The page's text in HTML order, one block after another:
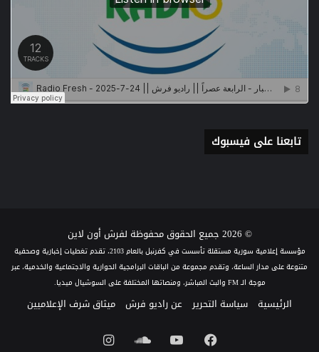
تابعنا على فيسبوك
© 2026 جميع الحقوق محفوظة لفرش أون لاين
مؤسسة إعلامية سورية مستقلة تأسست في كفرنبل بالعام 2103، تقدم تغطيات إخبارية وصحفية
متنوعة على مدار الساعة، وتقدم مجموعة من الباقات البرامجية الحوارية والاجتماعية والخدمية، عبر
موجة الـ FM والبث المباشر، ومنصاتها المختلفة على السوشيال ميديا.
الرئيسية سياسة التحرير عن راديو فرش ميثاق شرف الإعلاميين
فيسبوكيوتيوبساوندانستقرام